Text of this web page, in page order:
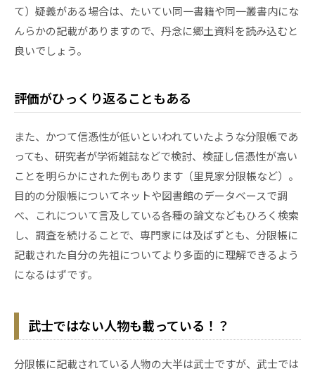
て）疑義がある場合は、たいてい同一書籍や同一叢書内にな
んらかの記載がありますので、丹念に郷土資料を読み込むと
良いでしょう。
評価がひっくり返ることもある
また、かつて信憑性が低いといわれていたような分限帳であ
っても、研究者が学術雑誌などで検討、検証し信憑性が高い
ことを明らかにされた例もあります（里見家分限帳など）。
目的の分限帳についてネットや図書館のデータベースで調
べ、これについて言及している各種の論文などもひろく検索
し、調査を続けることで、専門家には及ばずとも、分限帳に
記載された自分の先祖についてより多面的に理解できるよう
になるはずです。
武士ではない人物も載っている！？
分限帳に記載されている人物の大半は武士ですが、武士では